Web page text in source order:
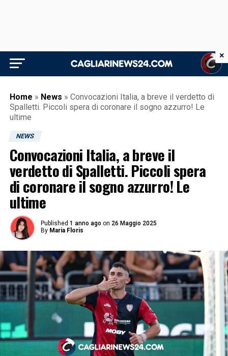
Home » News » Convocazioni Italia, a breve il verdetto di
Spalletti. Piccoli spera di coronare il sogno azzurro! Le
ultime
NEWS
Convocazioni Italia, a breve il
verdetto di Spalletti. Piccoli spera
di coronare il sogno azzurro! Le
ultime
Published 1 anno ago on 26 Maggio 2025
By Maria Floris
×